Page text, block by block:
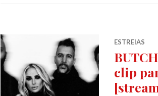
ESTREIAS
clip